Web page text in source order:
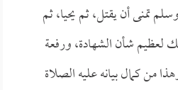
تمنى أن يقتل، ثم يحيا، ثم
لعظيم شأن الشهادة، ورفعة
من كمال بيانه عليه الصلاة